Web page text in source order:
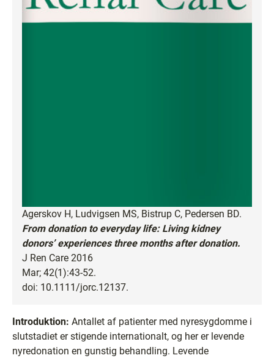
Agerskov H, Ludvigsen MS, Bistrup C, Pedersen BD.
From donation to everyday life: Living kidney
donors’ experiences three months after donation.
J Ren Care 2016
Mar; 42(1):43-52.
doi: 10.1111/jorc.12137.
Introduktion: Antallet af patienter med nyresygdomme i
slutstadiet er stigende internationalt, og her er levende
nyredonation en gunstig behandling. Levende